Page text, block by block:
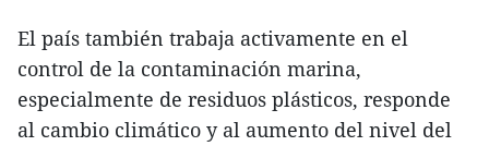
El país también trabaja activamente en el
control de la contaminación marina,
especialmente de residuos plásticos, responde
al cambio climático y al aumento del nivel del